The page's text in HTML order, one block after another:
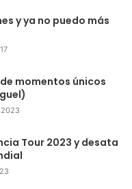
y ya no puedo más
momentos únicos
Tour 2023 y desata